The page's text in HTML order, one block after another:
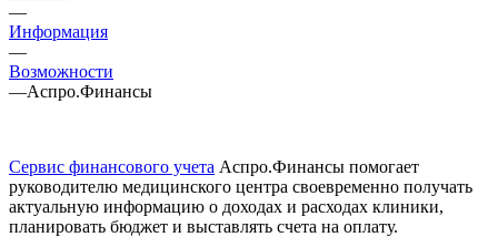
—
Информация
—
Возможности
—Аспро.Финансы
Сервис финансового учета Аспро.Финансы помогает
руководителю медицинского центра своевременно получать
актуальную информацию о доходах и расходах клиники,
планировать бюджет и выставлять счета на оплату.